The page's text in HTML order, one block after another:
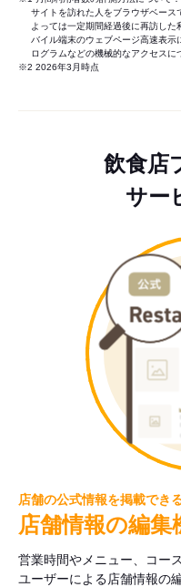
サイトを訪れた人をブラウザベー
よっては一定期間経過後に再訪し
バイル端末のウェブページ高速表
ログラムなどの機械的なアクセスに
※2 2026年3月時点
飲食店
サー
店舗の公式情報を掲載でき
店舗情報の編集
営業時間やメニュー、コー
ユーザーによる店舗情報の